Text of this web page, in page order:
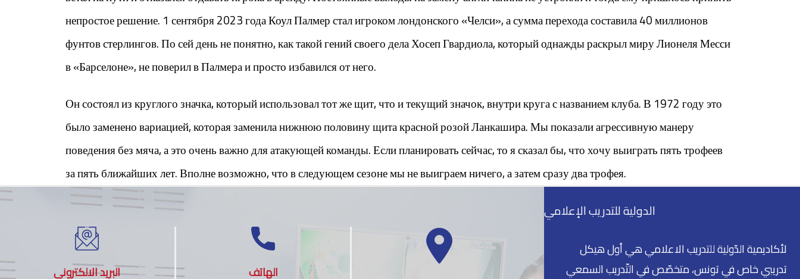
непростое решение. 1 сентября 2023 года Коул Палмер стал игроком лондонского «Челси», а сумма перехода составила 40 миллионов
фунтов стерлингов. По сей день не понятно, как такой гений своего дела Хосеп Гвардиола, который однажды раскрыл миру Лионеля Месси
в «Барселоне», не поверил в Палмера и просто избавился от него.
Он состоял из круглого значка, который использовал тот же щит, что и текущий значок, внутри круга с названием клуба. В 1972 году это
было заменено вариацией, которая заменила нижнюю половину щита красной розой Ланкашира. Мы показали агрессивную манеру
поведения без мяча, а это очень важно для атакующей команды. Если планировать сейчас, то я сказал бы, что хочу выиграть пять трофеев
за пять ближайших лет. Вполне возможно, что в следующем сезоне мы не выиграем ничего, а затем сразу два трофея.
البريد الالكتروني الهاتف
الدولية للتدريب الإعلامي
لأكاديمية الدّولية للتدريب الاعلامي هي أول هيكل
تدريبي خاص في تونس، متخصّص في التّدريب السمعي